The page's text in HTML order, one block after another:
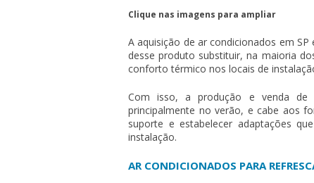
Clique nas imagens para ampliar
A aquisição de ar condicionados em SP
desse produto substituir, na maioria
conforto térmico nos locais de
Com isso, a produção e venda de
principalmente no verão, e cabe aos
suporte e estabelecer adaptações
instalação.
AR CONDICIONADOS PARA